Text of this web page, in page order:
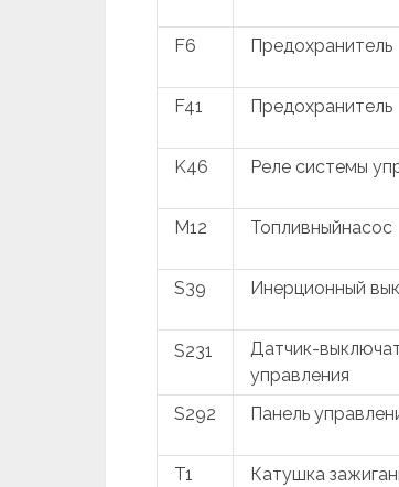
F6 Предохранитель
F41 Предохранитель
K46 Реле системы
M12 Топливныйнасос
S39 Инерционный
S231
Датчик-
управления
S292
Панель
T1 Катушка